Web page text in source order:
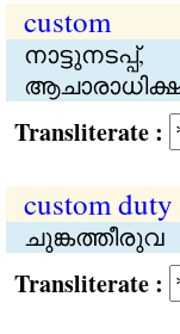
custom
:
custom duty
ചുങ്കത്തീരുവ
: